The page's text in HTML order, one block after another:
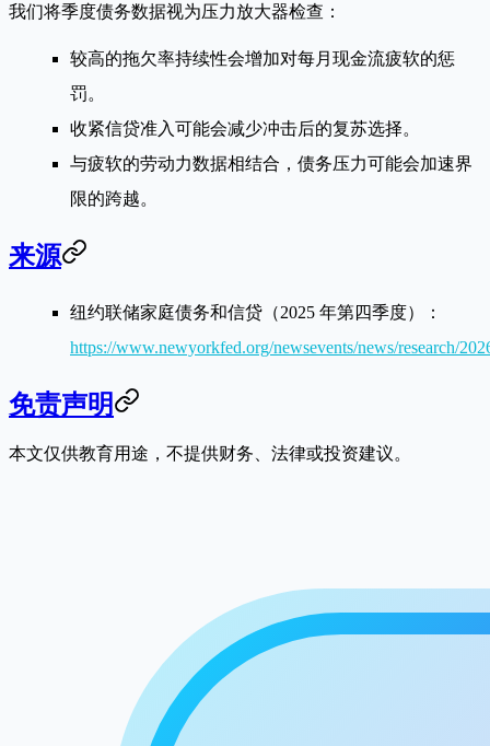
我们将季度债务数据视为压力放大器检查 ：
较高的拖欠率持续性会增加对每月现金流疲软的惩
罚。
收紧信贷准入可能会减少冲击后的复苏选择。
与疲软的劳动力数据相结合，债务压力可能会加速界
限的跨越。
来源
纽约联储家庭债务和信贷（2025 年第四季度）：
https://www.newyorkfed.org/newsevents/news/research/
免责声明
本文仅供教育用途，不提供财务、法律或投资建议。